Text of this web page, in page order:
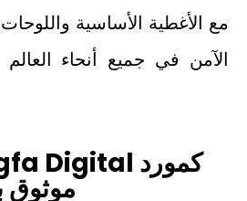
مع الأغطية الأساسية
الآمن في جميع أنحاء
موثوق